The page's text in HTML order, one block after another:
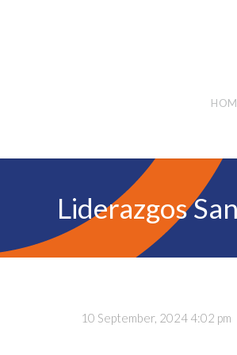
Liderazgos
10 September, 2024 4:02 pm